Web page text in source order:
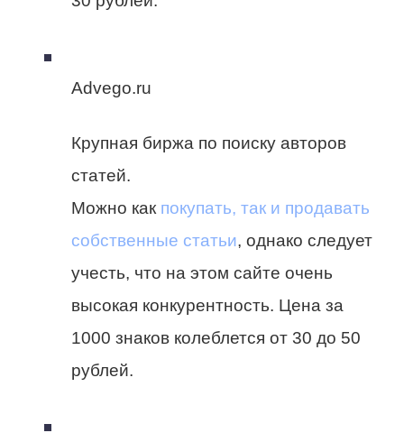
Advego.ru
Крупная биржа по поиску авторов
статей.
Можно как покупать, так и продавать
собственные статьи, однако следует
учесть, что на этом сайте очень
высокая конкурентность. Цена за
1000 знаков колеблется от 30 до 50
рублей.